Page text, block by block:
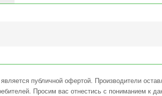
публичной офертой. Производители
Просим вас отнестись с пониманием к